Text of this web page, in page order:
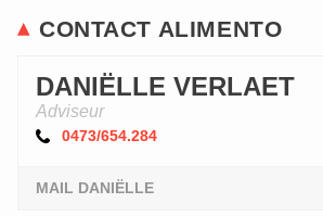
CONTACT ALIMENTO
DANIËLLE VERLAET
Adviseur
0473/654.284
MAIL DANIËLLE